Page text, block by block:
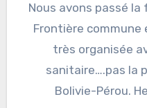
Nous avons passé
Frontière commune
très organisée
sanitaire….pas la
Bolivie-Pérou.